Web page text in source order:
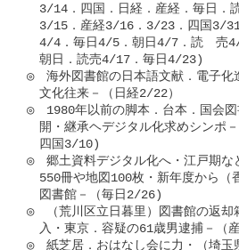
3/14．四国．日経．産経．毎日．
3/15．産経3/16．3/23．四国3/31
4/4．毎日4/5．朝日4/7．読　売4/
朝日．読売4/17．毎日4/23)
◎　海外図書館の日本語文献．電子化
文化往来－（日経2/22）
◎　1980年以前の脚本．台本．国会
開・継承ヘデジタル化求めシンポ
四国3/10)
◎　郷土資料デジタル化へ・江戸期な
550冊や地図100枚・新年度から（
図書館－（毎日2/26)
◎　（荒川区立日暮里）図書館の返却
入・東京．容疑の61歳男逮捕－（
◎　紙芝居．おはなし会に力・（埼玉